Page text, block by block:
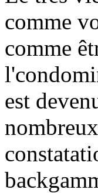
comme
comme
est